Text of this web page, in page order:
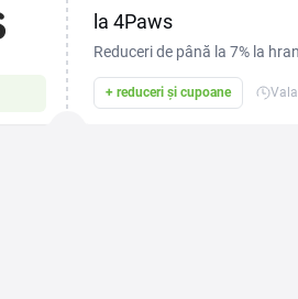
la 4Paws
Reduceri de până la 7% la
patruped sănătos și fericit.
+ reduceri și cupoane